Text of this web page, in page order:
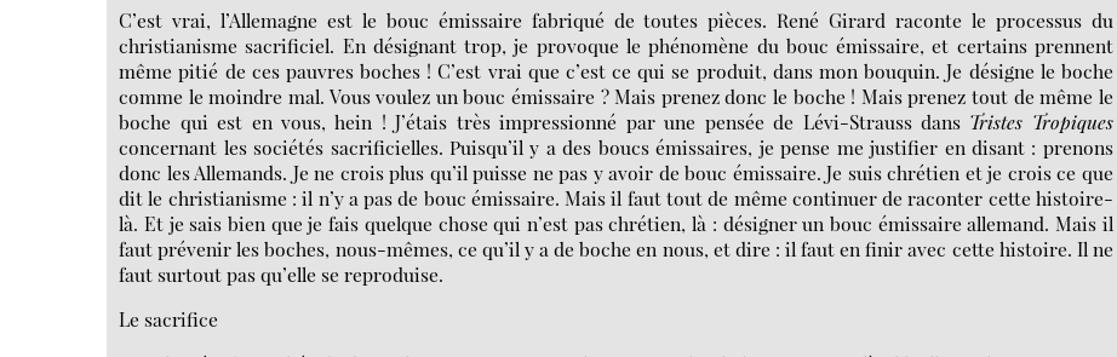
C’est vrai, l’Allemagne est le bouc émissaire fabriqué de toutes pièces. René Girard raconte le processus du
christianisme sacrificiel. En désignant trop, je provoque le phénomène du bouc émissaire, et certains prennent
même pitié de ces pauvres boches ! C’est vrai que c’est ce qui se produit, dans mon bouquin. Je désigne le boche
comme le moindre mal. Vous voulez un bouc émissaire ? Mais prenez donc le boche ! Mais prenez tout de même le
boche qui est en vous, hein ! J’étais très impressionné par une pensée de Lévi-Strauss dans Tristes Tropiques
concernant les sociétés sacrificielles. Puisqu’il y a des boucs émissaires, je pense me justifier en disant : prenons
donc les Allemands. Je ne crois plus qu’il puisse ne pas y avoir de bouc émissaire. Je suis chrétien et je crois ce que
dit le christianisme : il n’y a pas de bouc émissaire. Mais il faut tout de même continuer de raconter cette histoire-
là. Et je sais bien que je fais quelque chose qui n’est pas chrétien, là : désigner un bouc émissaire allemand. Mais il
faut prévenir les boches, nous-mêmes, ce qu’il y a de boche en nous, et dire : il faut en finir avec cette histoire. Il ne
faut surtout pas qu’elle se reproduise.
Le sacrifice